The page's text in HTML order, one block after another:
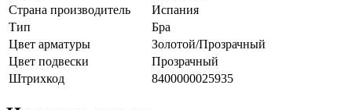
Страна производитель
Испания
Тип
Бра
Цвет арматуры
Золотой/Прозрачный
Цвет подвески
Прозрачный
Штрихкод
8400000025935